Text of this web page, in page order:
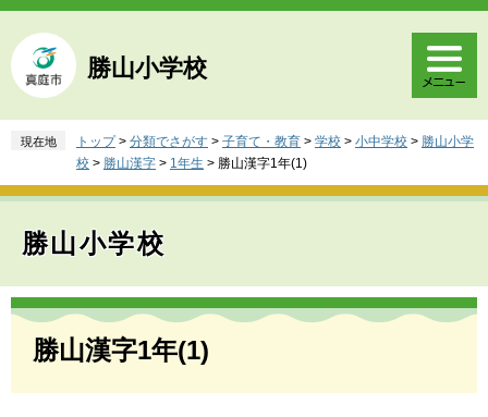
ペ
ジ
の
頭
。
メ
ュ
ー
飛
て
勝山小学校
現在地 トップ > 分類でさがす > 子育て・教育 > 学校 > 小中学校 > 勝山小学
校 > 勝山漢字 > 1年生 > 勝山漢字1年(1)
勝山小学校
本
勝山漢字1年(1)